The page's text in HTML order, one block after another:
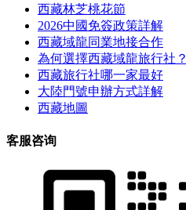
西藏林芝桃花節
2026中國免簽政策詳解
西藏域龍同業地接合作
為何選擇西藏域龍旅行社？
西藏旅行社哪一家最好
大陸門號申辦方式詳解
西藏地圖
客服咨询